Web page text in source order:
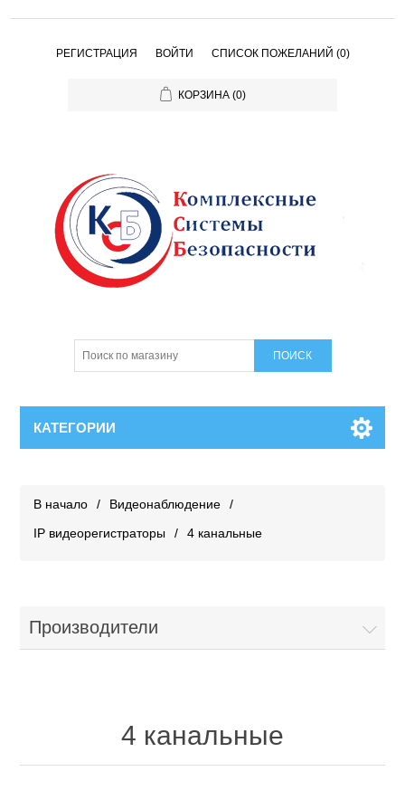
РЕГИСТРАЦИЯ ВОЙТИ СПИСОК ПОЖЕЛАНИЙ (0)
КОРЗИНА (0)
КАТЕГОРИИ
В начало / Видеонаблюдение
/
IP видеорегистраторы
/ 4 канальные
Производители
4 канальные